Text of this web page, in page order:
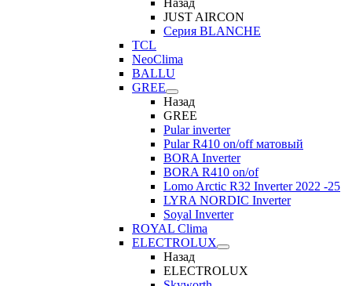
Назад
JUST AIRCON
Серия BLANCHE
TCL
NeoClima
BALLU
GREE
Назад
GREE
Pular inverter
Pular R410 on/off матовый
BORA Inverter
BORA R410 on/of
Lomo Arctic R32 Inverter 2022 -25
LYRA NORDIC Inverter
Soyal Inverter
ROYAL Clima
ELECTROLUX
Назад
ELECTROLUX